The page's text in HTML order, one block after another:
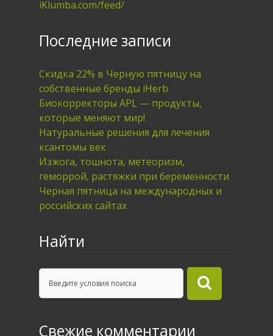
iKlumba.com/feed/
Последние записи
Скидка 22% в Черную пятницу на
собственные бренды iHerb
Биокорректоры APL — продукты,
которые меняют мир!
Натуральные решения для лечения
ксантомы век
Изжога, тошнота, метеоризм,
геморрой, растяжки при беременности
Черная пятница на международных и
российских сайтах
Найти
Свежие комментарии